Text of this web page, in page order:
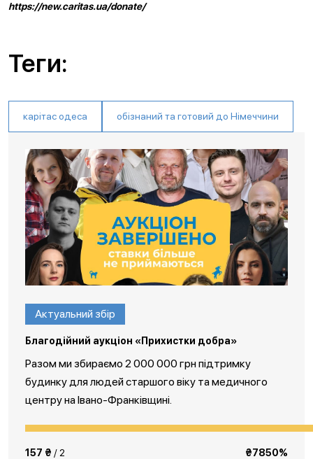
https://new.caritas.ua/donate/
Теги:
карітас одеса обізнаний та готовий до Німеччини
Актуальний збір
Благодійний аукціон «Прихистки добра»
Разом ми збираємо 2 000 000 грн підтримку
будинку для людей старшого віку та медичного
центру на Івано-Франківщині.
157 ₴ / 2 ₴7850%